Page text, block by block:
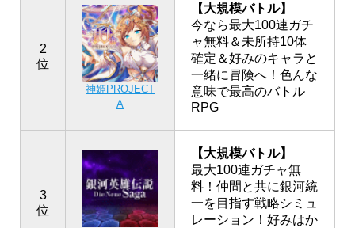
2
位
神姫PROJECT
A
【大規模バトル】
今なら最大100連ガチ
ャ無料＆未所持10体
確定＆好みのキャラと
一緒に冒険へ！色んな
意味で最高のバトル
RPG
3
位
【大規模バトル】
最大100連ガチャ無
料！仲間と共に銀河統
一を目指す戦略シミュ
レーション！好みはか